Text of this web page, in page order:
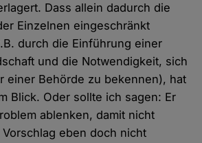
Dass allein dadurch die
Einzelnen eingeschränkt
durch die Einführung einer
und die Notwendigkeit, sich
einer Behörde zu bekennen), hat
Blick. Oder sollte ich sagen: Er
ablenken, damit nicht
eben doch nicht